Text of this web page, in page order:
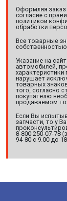
Оформляя
согласие с
политикой
обработки
Все товарные
Указание на
автомобилей,
характеристики
нарушает
товарных
того, согласно
покупателю
продаваемом
Если Вы
запчасти, то у
8-800 250-07-78
94-80 с 9.00 до